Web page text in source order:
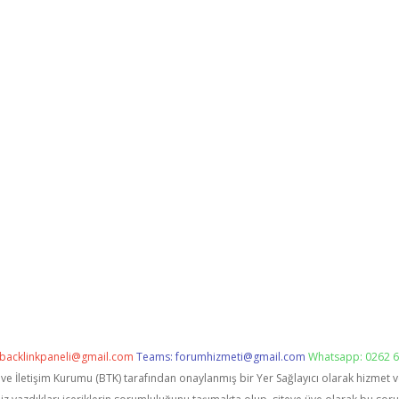
backlinkpaneli@gmail.com Teams:forumhizmeti@gmail.com Whatsapp: 0262
İletişim Kurumu (BTK) tarafından onaylanmış bir Yer Sağlayıcı olarak